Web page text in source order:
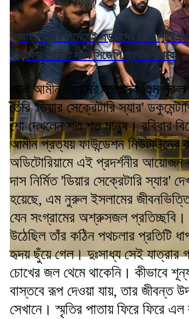
স্বরাষ্ট্রমন্ত্রীর নির্দেশেই পড়ুয়াদের উপর
ইস্তফার দাবিতে সরব সিজেপি প্রধান দীপকে
আল আমীন মিশনের সম্পাদক এম নুরুল
তৈরি 'ডিয়ার সেক্রেটারি স্যার'
শো দেখলেন শত শত মানুষ। রবিবার
আমীন প্রত্যয় ফাউন্ডেশন নিউটাউনের
অডিটোরিয়ামে এই প্রদর্শনীর
দাস নির্মিত 'ডিয়ার সেক্রেটারি স্যার'
হয়েছে, এম নুরুল ইসলামের
যেন সংগ্রামের অশ্রুসজল প্রতিচ্ছবি।
উঠেছিল তাঁর কঠিন পথচলার প্রতিটি
হৃদয় ছুঁয়ে গেল। দুঃসাধ্য সেই যাত্রার
চোখের জল থেমে থাকেনি। কীভাবে
বাস্তবে রূপ দেওয়া যায়, তার জীবন্ত
সেখানে। স্মৃতির পাতায় ফিরে ফিরে এল